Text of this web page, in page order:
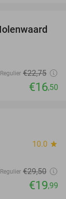
27%
Regulier €22,75
€16,50
10.0 star
Regulier €29,50
€19,99